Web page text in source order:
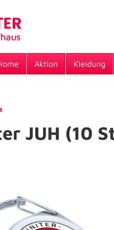
Aktion Kleidung
JUH (10